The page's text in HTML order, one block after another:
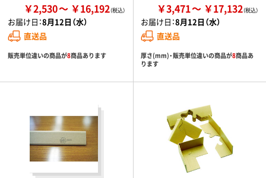
￥2,530 ￥16,192
お届け日：8月12日（水）
直送品
販売単位違いの商品が8商品あります
￥3,471 ￥17,132
お届け日：8月12日（水）
直送品
厚さ(mm)・販売単位違いの商品が8商品あ
ります